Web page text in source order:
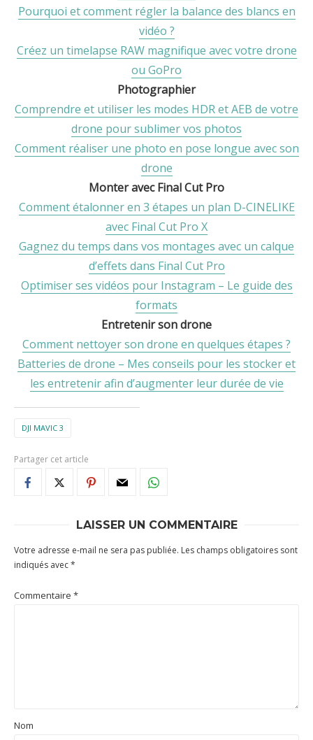
Pourquoi et comment régler la balance des blancs en
vidéo ?
Créez un timelapse RAW magnifique avec votre drone
ou GoPro
Photographier
Comprendre et utiliser les modes HDR et AEB de votre
drone pour sublimer vos photos
Comment réaliser une photo en pose longue avec son
drone
Monter avec Final Cut Pro
Comment étalonner en 3 étapes un plan D-CINELIKE
avec Final Cut Pro X
Gagnez du temps dans vos montages avec un calque
d’effets dans Final Cut Pro
Optimiser ses vidéos pour Instagram – Le guide des
formats
Entretenir son drone
Comment nettoyer son drone en quelques étapes ?
Batteries de drone – Mes conseils pour les stocker et
les entretenir afin d’augmenter leur durée de vie
DJI MAVIC 3
Partager cet article
LAISSER UN COMMENTAIRE
Votre adresse e-mail ne sera pas publiée. Les champs obligatoires sont
indiqués avec*
Commentaire *
Nom